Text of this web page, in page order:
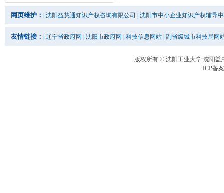
网页维护： 沈阳益慧通知识产权咨询有限公司 沈阳市中小企业知识产权辅导
友情链接： 辽宁省政府网 沈阳市政府网 科技信息网站 副省级城市科技局网
版权所有 © 沈阳工业大学 沈阳
ICP备